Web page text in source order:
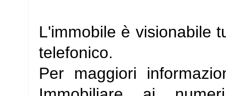
L'immobile è visionabile
telefonico.
Per maggiori